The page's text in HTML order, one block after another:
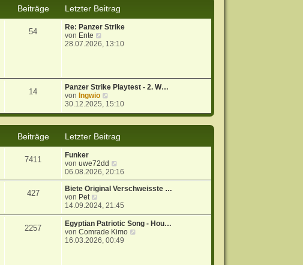
Beiträge
Letzter Beitrag
54
Re: Panzer Strike
von Ente
e
t
e
r
B
i
t
r
28.07.2026, 13:10
14
Panzer Strike Playtest - 2. W…
von Ingwio
e
u
t
e
B
e
i
t
a
g
30.12.2025, 15:10
Beiträge
Letzter Beitrag
7411
Funker
vonuwe72dd
e
u
e
t
e
r
B
e
06.08.2026, 20:16
427
Biete Original Verschweisste …
von Pet
e
u
e
s
t
14.09.2024, 21:45
2257
Egyptian Patriotic Song - Hou…
vonComrade Kimo
16.03.2026, 00:49